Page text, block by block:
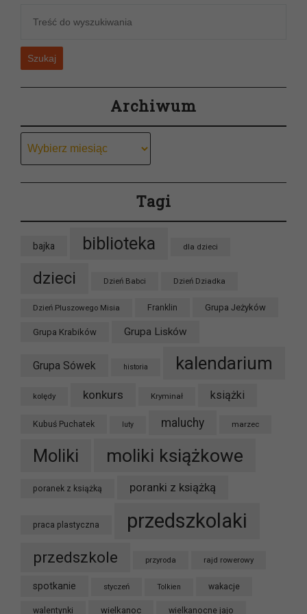
Szukaj
Archiwum
Tagi
bajka biblioteka dla dzieci
dzieci Dzień Babci Dzień Dziadka
Dzień Pluszowego Misia Franklin Grupa Jeżyków
Grupa Krabików Grupa Lisków
Grupa Sówek historia kalendarium
kolędy konkurs Kryminał książki
Kubuś Puchatek luty maluchy marzec
Moliki moliki książkowe
poranek z książką poranki z książką
praca plastyczna przedszkolaki
przedszkole przyroda rajd rowerowy
spotkanie styczeń Tolkien wakacje
walentynki wielkanoc wielkanocne jajo